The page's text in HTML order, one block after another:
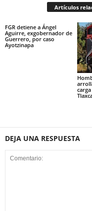
Artículos
FGR detiene a Ángel
Aguirre, exgobernador de
Guerrero, por caso
Ayotzinapa
DEJA UNA RESPUESTA